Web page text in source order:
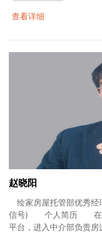
查看详细
赵晓阳
绘家房屋托管部优秀经
信号) 个人简历 在
平台，进入中介部负责